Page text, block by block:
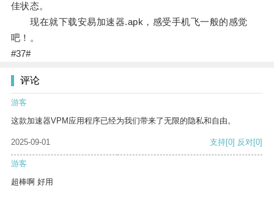
佳状态。
现在就下载安易加速器.apk，感受手机飞一般的感觉
吧！。
#37#
评论
游客
这款加速器VPM应用程序已经为我们带来了无限的隐私和自由。
2025-09-01 支持[0] 反对[0]
游客
超棒啊 好用